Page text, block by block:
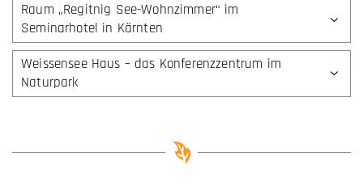
Raum „Regitnig See-Wohnzimmer“ im
Seminarhotel in Kärnten
Weissensee Haus – das Konferenzzentrum im
Naturpark